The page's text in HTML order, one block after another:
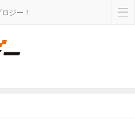
ジー！